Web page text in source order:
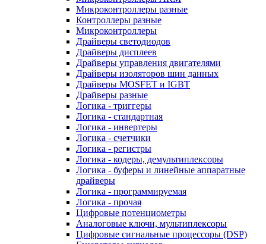
Микроконтроллеры разные
Контроллеры разные
Микроконтроллеры
Драйверы светодиодов
Драйверы дисплеев
Драйверы управления двигателями
Драйверы изоляторов шин данных
Драйверы MOSFET и IGBT
Драйверы разные
Логика - триггеры
Логика - стандартная
Логика - инвертеры
Логика - счетчики
Логика - регистры
Логика - кодеры, демультиплексоры
Логика - буферы и линейные аппаратные
драйверы
Логика - программируемая
Логика - прочая
Цифровые потенциометры
Аналоговые ключи, мультиплексоры
Цифровые сигнальные процессоры (DSP)